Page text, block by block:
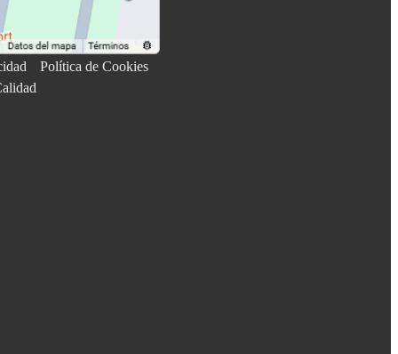
Política de Cookies